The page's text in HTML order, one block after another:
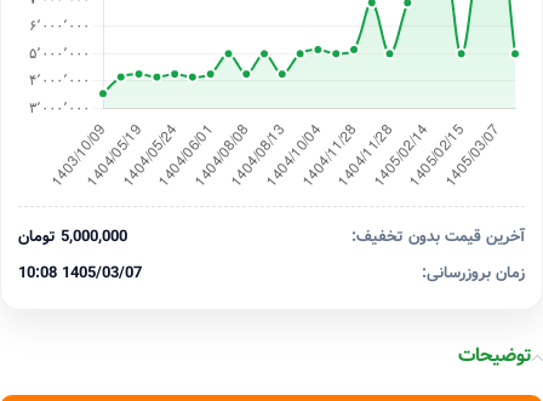
آخرین قیمت بدون تخفیف:
5,000,000 تومان
زمان بروزرسانی:
1405/03/07 10:08
توضیحات